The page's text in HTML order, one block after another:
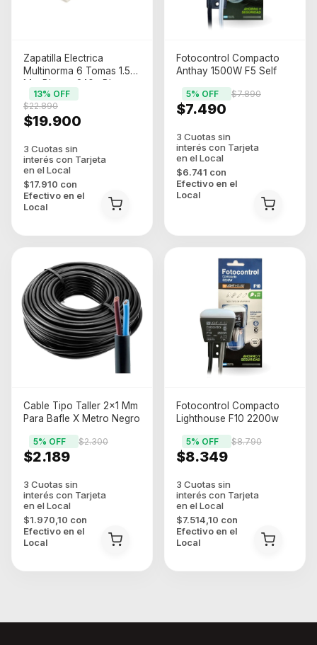
Zapatilla Electrica
Multinorma 6 Tomas 1.5
Mts Blanca 240a Blanco
$19.900
$22.890
13% OFF
$17.910 con
Efectivo en el
Local
Fotocontrol Compacto
Anthay 1500W F5 Self
$7.490
$7.890
5% OFF
$6.741 con
Efectivo en el
Local
Cable Tipo Taller 2x1 Mm
Para Bafle X Metro Negro
$2.189
$2.300
5% OFF
$1.970,10 con
Efectivo en el
Local
Fotocontrol Compacto
Lighthouse F10 2200w
$8.349
$8.790
5% OFF
$7.514,10 con
Efectivo en el
Local